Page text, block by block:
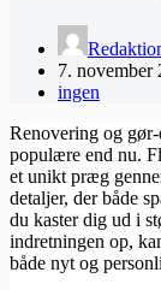
7. november
ingen
Renovering og
populære end nu.
et unikt præg
detaljer, der både
du kaster dig ud i
indretningen op,
både nyt og